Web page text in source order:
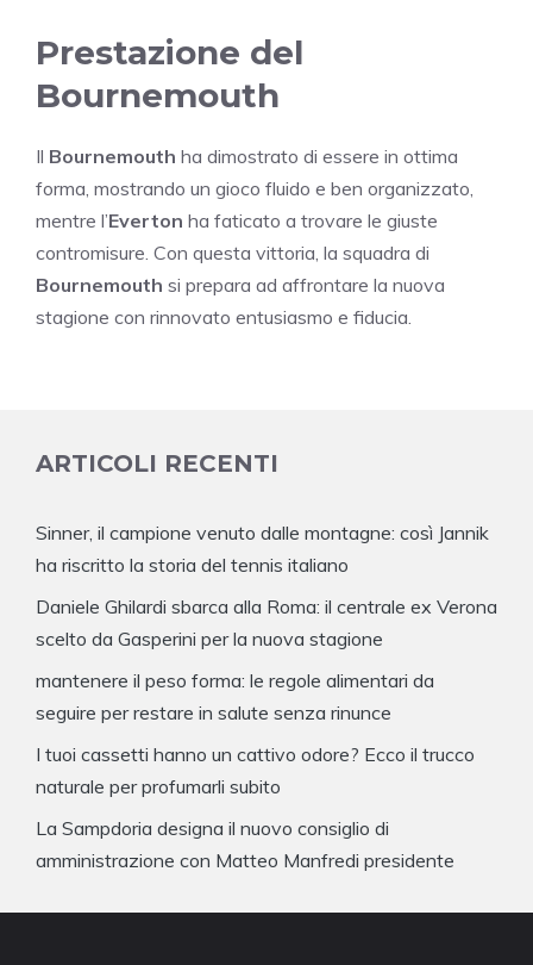
Prestazione del
Bournemouth
Il Bournemouth ha dimostrato di essere in ottima
forma, mostrando un gioco fluido e ben organizzato,
mentre l’Everton ha faticato a trovare le giuste
contromisure. Con questa vittoria, la squadra di
Bournemouth si prepara ad affrontare la nuova
stagione con rinnovato entusiasmo e fiducia.
ARTICOLI RECENTI
Sinner, il campione venuto dalle montagne: così Jannik
ha riscritto la storia del tennis italiano
Daniele Ghilardi sbarca alla Roma: il centrale ex Verona
scelto da Gasperini per la nuova stagione
mantenere il peso forma: le regole alimentari da
seguire per restare in salute senza rinunce
I tuoi cassetti hanno un cattivo odore? Ecco il trucco
naturale per profumarli subito
La Sampdoria designa il nuovo consiglio di
amministrazione con Matteo Manfredi presidente